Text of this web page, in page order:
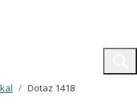
Dotaz 1418